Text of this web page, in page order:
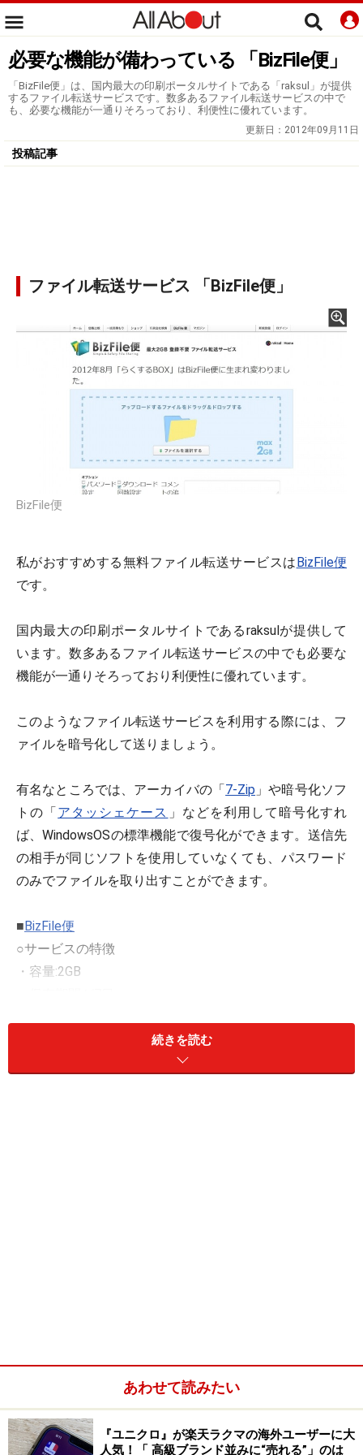
必要な機能が備わっている 「BizFile便」
「BizFile便」は、国内最大の印刷ポータルサイトである「raksul」が提供
するファイル転送サービスです。数多あるファイル転送サービスの中で
も、必要な機能が一通りそろっており、利便性に優れています。
更新日： 2012年09月11日
投稿記事
ファイル転送サービス 「BizFile便」
BizFile便
私がおすすめする無料ファイル転送サービスはBizFile便
です。
国内最大の印刷ポータルサイトであるraksulが提供して
います。数多あるファイル転送サービスの中でも必要な
機能が一通りそろっており利便性に優れています。
このようなファイル転送サービスを利用する際には、フ
ァイルを暗号化して送りましょう。
有名なところでは、アーカイバの「7-Zip 」や暗号化ソフ
トの「アタッシェケース 」などを利用して暗号化すれ
ば、WindowsOSの標準機能で復号化ができます。送信先
の相手が同じソフトを使用していなくても、パスワード
のみでファイルを取り出すことができます。
■BizFile便
○サービスの特徴
・容量:2GB
※記事内容は執筆時点のものです。最新の内容をご確認くださ
続きを読む
あわせて読みたい
『ユニクロ』が楽天ラクマの海外ユーザーに大
人気！「 高級ブランド並みに“売れる”」のは